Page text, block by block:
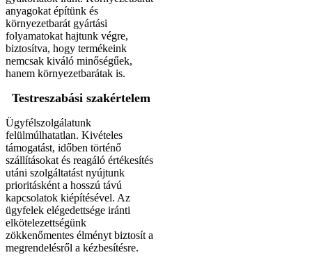
anyagokat építünk és
környezetbarát gyártási
folyamatokat hajtunk végre,
biztosítva, hogy termékeink
nemcsak kiváló minőségűek,
hanem környezetbarátak is.
Testreszabási szakértelem
Ügyfélszolgálatunk
felülmúlhatatlan. Kivételes
támogatást, időben történő
szállításokat és reagáló értékesítés
utáni szolgáltatást nyújtunk
prioritásként a hosszú távú
kapcsolatok kiépítésével. Az
ügyfelek elégedettsége iránti
elkötelezettségünk
zökkenőmentes élményt biztosít a
megrendelésről a kézbesítésre.